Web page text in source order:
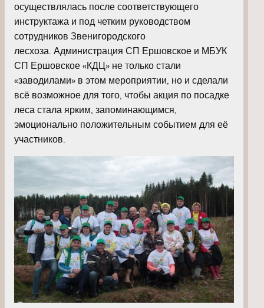
осуществлялась после соответствующего
инструктажа и под четким руководством
сотрудников Звенигородского
лесхоза. Администрация СП Ершовское и МБУК
СП Ершовское «КДЦ» не только стали
«заводилами» в этом мероприятии, но и сделали
всё возможное для того, чтобы акция по посадке
леса стала ярким, запоминающимся,
эмоционально положительным событием для её
участников.